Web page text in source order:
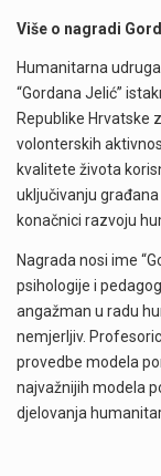
Više o nagradi
Humanitarna
“Gordana Jelić”
Republike Hrvatske
volonterskih
kvalitete života
uključivanju
konačnici razvoju
Nagrada nosi ime
psihologije i
angažman u radu
nemjerljiv.
provedbe modela
najvažnijih modela
djelovanja